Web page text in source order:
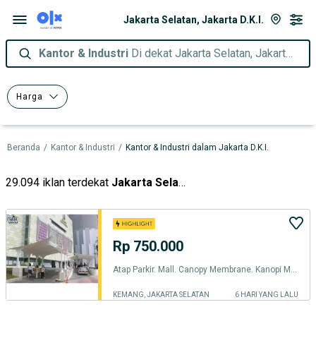
Jakarta Selatan, Jakarta D.K.I.
Kantor & Industri Di dekat Jakarta Selatan, Jakarta D.K.I.
Harga
Beranda / Kantor & Industri / Kantor & Industri dalam Jakarta D.K.I.
29.094 iklan terdekat Jakarta Selatan
Rp 750.000
KEMANG, JAKARTA SELATAN 6 HARI YANG LALU